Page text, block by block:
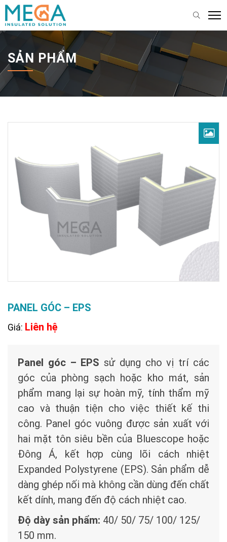
SẢN PHẨM
PANEL GÓC – EPS
Giá: Liên hệ
Panel góc – EPSsử dụng cho vị trí các
góc của phòng sạch hoặc kho mát, sản
phẩm mang lại sự hoàn mỹ, tính thẩm mỹ
cao và thuận tiện cho việc thiết kế thi
công. Panel góc vuông được sản xuất với
hai mặt tôn siêu bền của Bluescope hoặc
Đông Á, kết hợp cùng lõi cách nhiệt
Expanded Polystyrene (EPS). Sản phẩm dễ
dàng ghép nối mà không cần dùng đến chất
kết dính, mang đến độ cách nhiệt cao.
Độ dày sản phẩm: 40/ 50/ 75/ 100/ 125/
150 mm.